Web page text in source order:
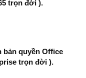
trọn đời ).
bản quyền Office
trọn đời ).